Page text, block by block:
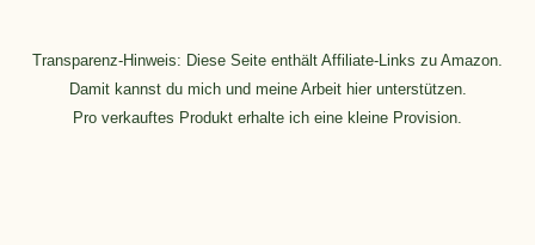
Transparenz-Hinweis: Diese Seite enthält Affiliate-Links zu Amazon.
Damit kannst du mich und meine Arbeit hier unterstützen.
Pro verkauftes Produkt erhalte ich eine kleine Provision.